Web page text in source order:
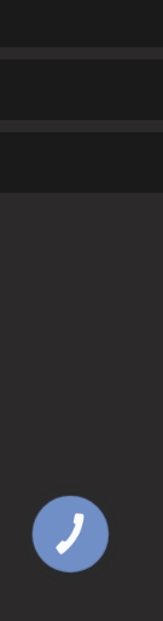
КНОПКА
СВЯЗИ